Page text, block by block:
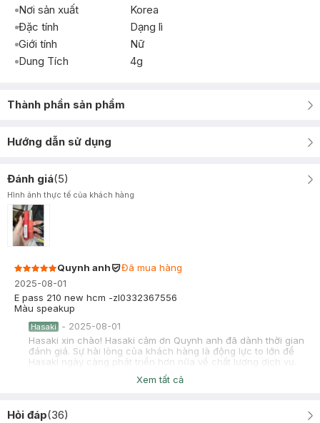
Nơi sản xuất
Korea
Đặc tính
Dạng lì
Giới tính
Nữ
Dung Tích
4g
Thành phần sản phẩm
Hướng dẫn sử dụng
Đánh giá(5)
Hình ảnh thực tế của khách hàng
Quynh anh
Đã mua hàng
2025-08-01
E pass 210 new hcm -zl0332367556
Màu speakup
Hasaki - 2025-08-01
Hasaki xin chào! Hasaki cảm ơn Quynh anh đã dành thời gian
đánh giá. Sự hài lòng của khách hàng là động lực to lớn để
Hasaki ngày càng phát triển hơn nữa về chất lượng dịch vụ.
Cảm ơn bạn đã tin tưởng và mua sắm tại Hasaki!
2025-07-31
Xem tất cả
Hỏi đáp(36)